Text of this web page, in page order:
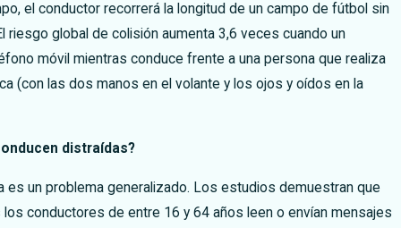
el conductor recorrerá la longitud de un campo de fútbol sin
riesgo global de colisión aumenta 3,6 veces cuando un
móvil mientras conduce frente a una persona que realiza
(con las dos manos en el volante y los ojos y oídos en la
distraídas?
es un problema generalizado. Los estudios demuestran que
conductores de entre 16 y 64 años leen o envían mensajes